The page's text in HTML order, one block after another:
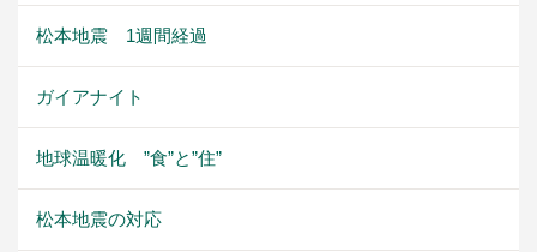
松本地震 1週間経過
ガイアナイト
地球温暖化 ”食”と”住”
松本地震の対応